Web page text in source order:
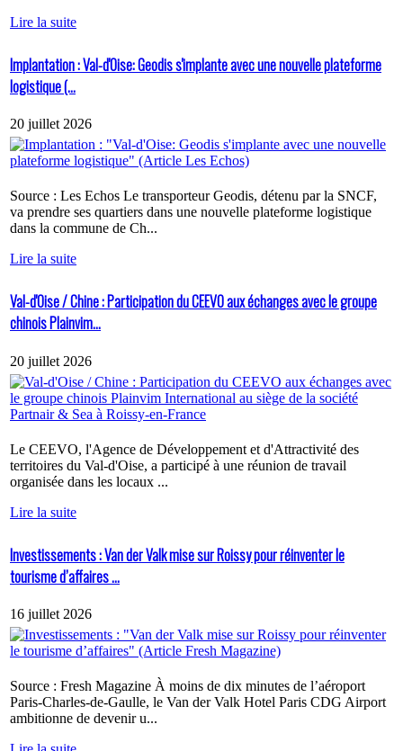
Lire la suite
Implantation : Val-d'Oise: Geodis s'implante avec une nouvelle plateforme
logistique (...
20 juillet 2026
Source : Les Echos Le transporteur Geodis, détenu par la SNCF,
va prendre ses quartiers dans une nouvelle plateforme logistique
dans la commune de Ch...
Lire la suite
Val-d'Oise / Chine : Participation du CEEVO aux échanges avec le groupe
chinois Plainvim...
20 juillet 2026
Le CEEVO, l'Agence de Développement et d'Attractivité des
territoires du Val-d'Oise, a participé à une réunion de travail
organisée dans les locaux ...
Lire la suite
Investissements : Van der Valk mise sur Roissy pour réinventer le
tourisme d’affaires ...
16 juillet 2026
Source : Fresh Magazine À moins de dix minutes de l’aéroport
Paris-Charles-de-Gaulle, le Van der Valk Hotel Paris CDG Airport
ambitionne de devenir u...